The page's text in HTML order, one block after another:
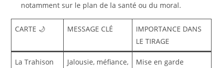
notamment sur le plan de la santé ou du moral.
CARTE 🌙 MESSAGE CLÉ
IMPORTANCE DANS
LE TIRAGE
La Trahison
Jalousie, méfiance,
Mise en garde